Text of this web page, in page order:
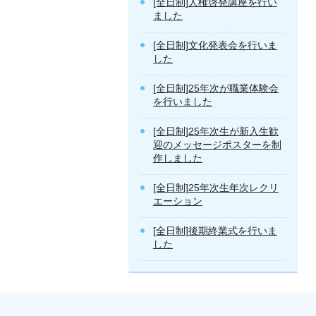
ました
[全日制]文化発表会を行いま
した
[全日制]25年次が職業体験会
を行いました
[全日制]25年次生が新入生歓
迎のメッセージポスターを制
作しました
[全日制]25年次生年次レクリ
エーション
[全日制]後期終業式を行いま
した